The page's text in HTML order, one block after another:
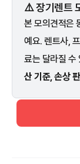
⚠️ 장기렌트
본 모의견적은
예요. 렌트사,
료는 달라질 수
산 기준, 손상